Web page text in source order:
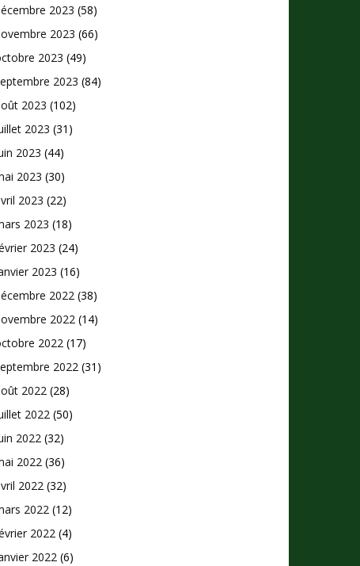
2023 (58)
2023 (66)
2023 (49)
2023 (84)
2023 (102)
2023 (31)
2023 (44)
2023 (30)
2023 (22)
2023 (18)
2023 (24)
2023 (16)
2022 (38)
2022 (14)
2022 (17)
2022 (31)
2022 (28)
2022 (50)
2022 (32)
2022 (36)
2022 (32)
2022 (12)
2022 (4)
2022 (6)